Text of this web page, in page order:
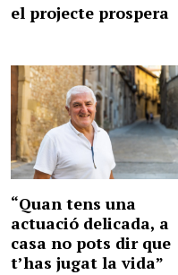
el projecte prospera
“Quan tens una
actuació delicada, a
casa no pots dir que
t’has jugat la vida”